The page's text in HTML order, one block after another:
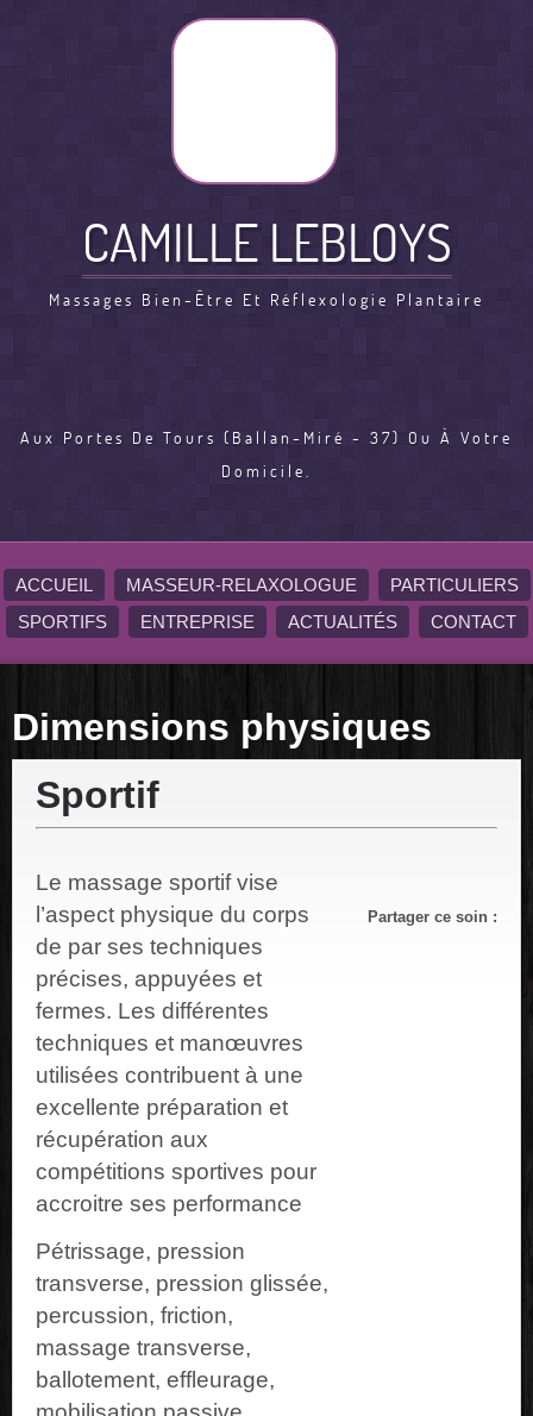
CAMILLE LEBLOYS
Massages Bien-Être Et Réflexologie Plantaire
Aux Portes De Tours (Ballan-Miré - 37) Ou À Votre
Domicile.
ACCUEIL MASSEUR-RELAXOLOGUE
PARTICULIERS
SPORTIFS
ENTREPRISE ACTUALITÉS CONTACT
Dimensions physiques
Sportif
Le massage sportif vise
l’aspect physique du corps
de par ses techniques
précises, appuyées et
fermes. Les différentes
techniques et manœuvres
utilisées contribuent à une
excellente préparation et
récupération aux
compétitions sportives pour
accroitre ses performance
Pétrissage, pression
transverse, pression glissée,
percussion, friction,
massage transverse,
ballotement, effleurage,
Partager ce soin :